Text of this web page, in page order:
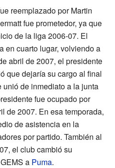
reemplazado por Martin
fue prometedor, ya que
de la liga 2006-07. El
en cuarto lugar, volviendo a
abril de 2007, el presidente
que dejaría su cargo al final
de inmediato a la junta
fue ocupado por
de 2007. En esa temporada,
de asistencia en la
por partido. También al
el club cambió su
a Puma.